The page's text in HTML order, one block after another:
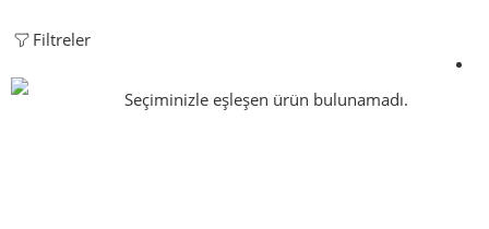
Filtreler
Seçiminizle eşleşen ürün bulunamadı.